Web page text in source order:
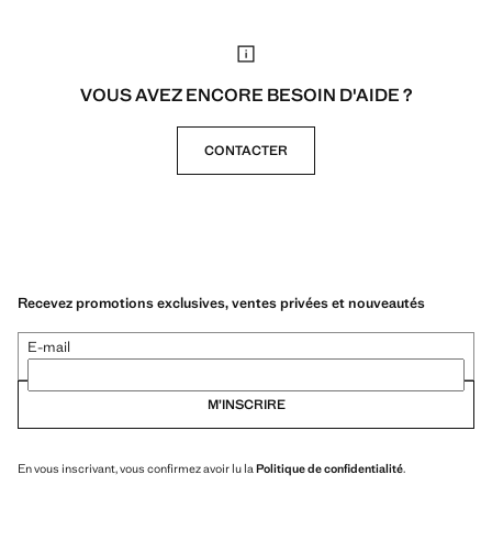
VOUS AVEZ ENCORE BESOIN D'AIDE ?
CONTACTER
Recevez promotions exclusives, ventes privées et nouveautés
E-mail
M’INSCRIRE
En vous inscrivant, vous confirmez avoir lu la Politique de confidentialité.